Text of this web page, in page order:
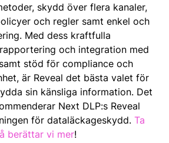
skydd över flera kanaler,
och regler samt enkel och
Med dess kraftfulla
och integration med
stöd för compliance och
är Reveal det bästa valet för
sin känsliga information. Det
Next DLP:s Reveal
för dataläckageskydd. Ta
berättar vi mer!